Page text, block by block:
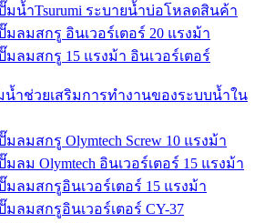
มน้ำTsurumi ระบายน้ำบ่อโหลดสินค้า
มลมสกรู อินเวอร์เตอร์ 20 แรงม้า
มลมสกรู 15 แรงม้า อินเวอร์เตอร์
น้ำช่วยเสริมการทำงานของระบบน้ำใน
ลมสกรู Olymtech Screw 10 แรงม้า
ลม Olymtech อินเวอร์เตอร์ 15 แรงม้า
มลมสกรูอินเวอร์เตอร์ 15 แรงม้า
มลมสกรูอินเวอร์เตอร์ CY-37